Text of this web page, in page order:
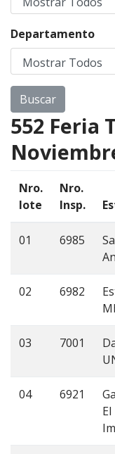
Departamento
552 Feria
Nro.
lote
Nro.
Insp.
01 6985
02 6982
03 7001
04 6921
El